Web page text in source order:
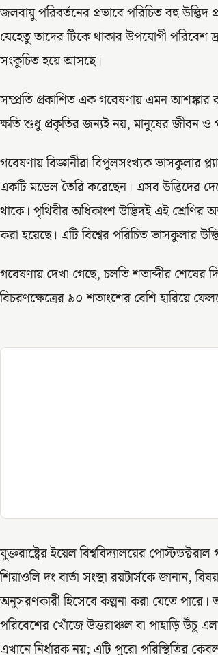
জলবায়ু পরিবর্তনের প্রভাবে পরিচিত বহু
যেহেতু তাদের টিকে থাকার উপযোগী
সংকুচিত হয়ে আসছে।
সম্প্রতি প্রকাশিত এক গবেষণায় এমন আশঙ্কার
ক্ষতি শুধু প্রকৃতির জন্যই নয়, মানুষের জীবন ও
গবেষণায় বিজ্ঞানীরা বিপুলসংখ্যক ভাসকুলার
একটি মডেল তৈরি করেছেন। এসব উদ্ভিদের
থাকে। পৃথিবীর অধিকাংশ উদ্ভিদই এই শ্রেণির
করা হয়েছে। এটি বিশ্বের পরিচিত ভাসকুলার
গবেষণায় দেখা গেছে, চলতি শতাব্দীর শেষের
বিচরণক্ষেত্রের ৯০ শতাংশের বেশি হারিয়ে
যুক্তরাষ্ট্রের ইয়েল বিশ্ববিদ্যালয়ের
শিয়াওলি দং বার্তা সংস্থা রয়টার্সকে
অনুসরণকারী হিসেবে কল্পনা করা যেতে পারে।
পরিবেশের খোঁজে উত্তরাঞ্চল বা পাহাড়ি উঁচু
এখানে নির্ধারক নয়; এটি পুরো পরিস্থিতির